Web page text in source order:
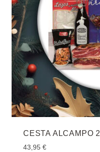
CESTA ALCAMPO 2
43,95 €